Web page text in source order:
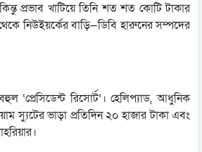
প্রভাব খাটিয়ে তিনি শত শত কোটি টাকার
নিউইয়র্কের বাড়ি—ডিবি হারুনের সম্পদের
রিসোর্ট’। হেলিপ্যাড, আধুনিক
স্যুটের ভাড়া প্রতিদিন ২০ হাজার টাকা এবং